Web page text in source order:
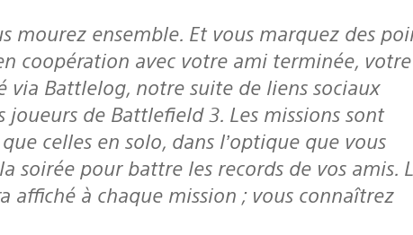
coopération avec votre ami terminée, votre
via Battlelog, notre suite de liens sociaux
de Battlefield 3. Les missions sont
celles en solo, dans l’optique que vous
soirée pour battre les records de vos amis.
affiché à chaque mission ; vous connaîtrez